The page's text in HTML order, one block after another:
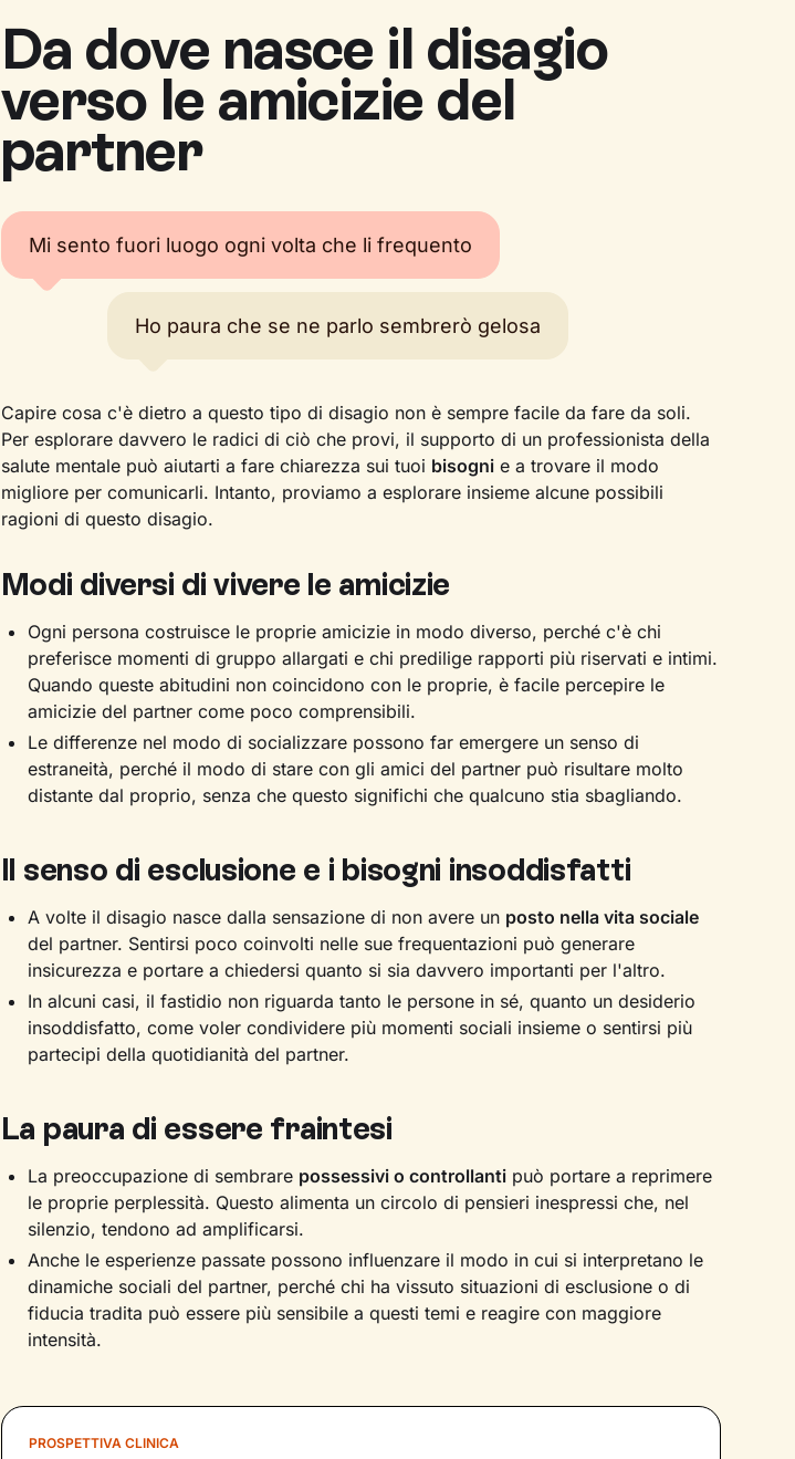
Da dove nasce il disagio
verso le amicizie del
partner
Mi sento fuori luogo ogni volta che li frequento
Ho paura che se ne parlo sembrerò gelosa
Capire cosa c'è dietro a questo tipo di disagio non è sempre facile da fare da soli.
Per esplorare davvero le radici di ciò che provi, il supporto di un professionista della
salute mentale può aiutarti a fare chiarezza sui tuoi bisognie a trovare il modo
migliore per comunicarli. Intanto, proviamo a esplorare insieme alcune possibili
ragioni di questo disagio.
Modi diversi di vivere le amicizie
Ogni persona costruisce le proprie amicizie in modo diverso, perché c'è chi
preferisce momenti di gruppo allargati e chi predilige rapporti più riservati e intimi.
Quando queste abitudini non coincidono con le proprie, è facile percepire le
amicizie del partner come poco comprensibili.
Le differenze nel modo di socializzare possono far emergere un senso di
estraneità, perché il modo di stare con gli amici del partner può risultare molto
distante dal proprio, senza che questo significhi che qualcuno stia sbagliando.
Il senso di esclusione e i bisogni insoddisfatti
A volte il disagio nasce dalla sensazione di non avere un posto nella vita sociale
del partner. Sentirsi poco coinvolti nelle sue frequentazioni può generare
insicurezza e portare a chiedersi quanto si sia davvero importanti per l'altro.
In alcuni casi, il fastidio non riguarda tanto le persone in sé, quanto un desiderio
insoddisfatto, come voler condividere più momenti sociali insieme o sentirsi più
partecipi della quotidianità del partner.
La paura di essere fraintesi
La preoccupazione di sembrare possessivi o controllantipuò portare a reprimere
le proprie perplessità. Questo alimenta un circolo di pensieri inespressi che, nel
silenzio, tendono ad amplificarsi.
Anche le esperienze passate possono influenzare il modo in cui si interpretano le
dinamiche sociali del partner, perché chi ha vissuto situazioni di esclusione o di
fiducia tradita può essere più sensibile a questi temi e reagire con maggiore
intensità.
PROSPETTIVA CLINICA